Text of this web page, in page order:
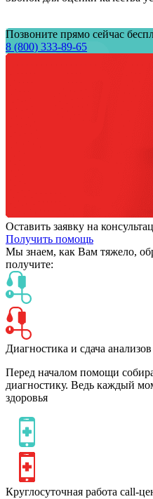
Позвоните прямо сейчас
8 (800) 333-89-65
Оставить заявку на
Получить помощь
Мы знаем, как Вам тяжело,
получите:
Диагностика и сдача анализов
Перед началом помощи
диагностику. Ведь каждый
здоровья
Круглосуточная работа call-